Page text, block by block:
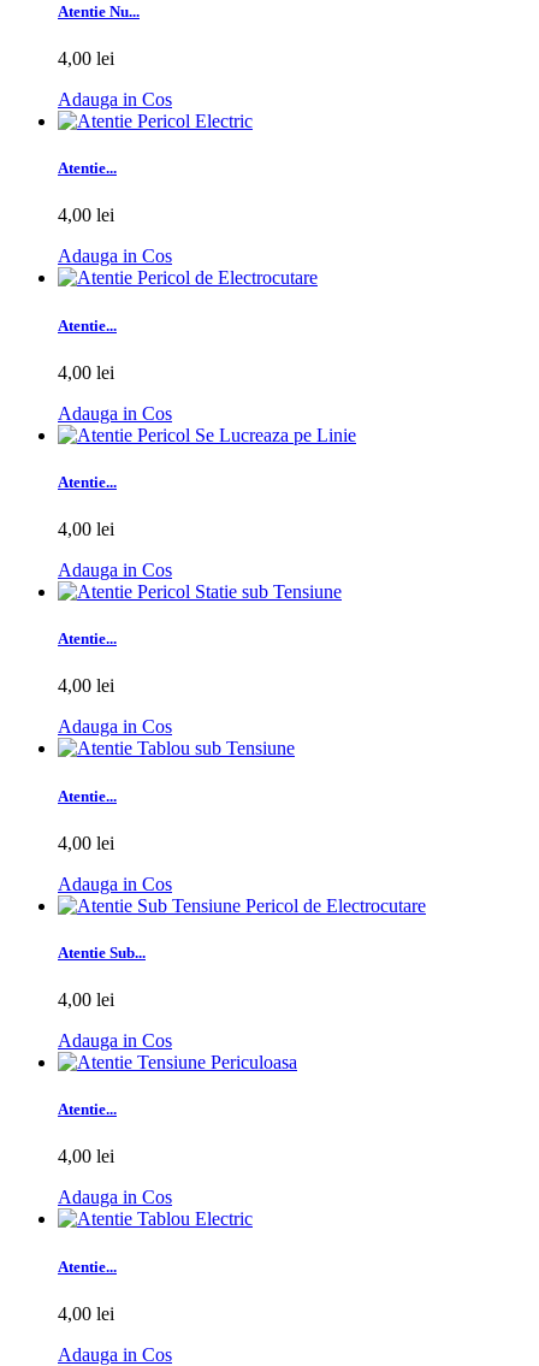
Atentie Nu...
4,00 lei
Adauga in Cos
Atentie...
4,00 lei
Adauga in Cos
Atentie...
4,00 lei
Adauga in Cos
Atentie...
4,00 lei
Adauga in Cos
Atentie...
4,00 lei
Adauga in Cos
Atentie...
4,00 lei
Adauga in Cos
Atentie Sub...
4,00 lei
Adauga in Cos
Atentie...
4,00 lei
Adauga in Cos
Atentie...
4,00 lei
Adauga in Cos